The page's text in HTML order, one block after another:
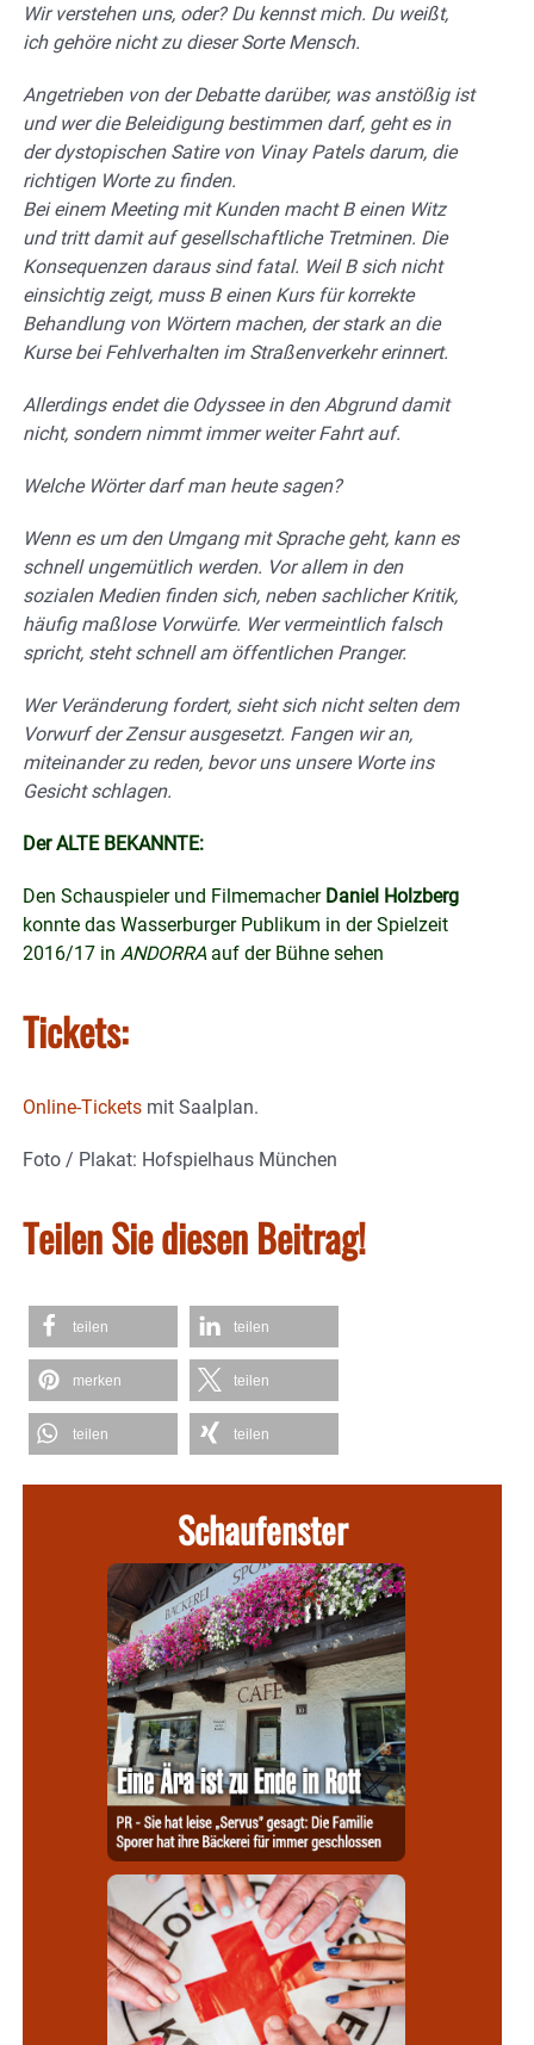
Wir verstehen uns, oder? Du kennst mich. Du weißt,
ich gehöre nicht zu dieser Sorte Mensch.
Angetrieben von der Debatte darüber, was anstößig ist
und wer die Beleidigung bestimmen darf, geht es in
der dystopischen Satire von Vinay Patels darum, die
richtigen Worte zu finden.
Bei einem Meeting mit Kunden macht B einen Witz
und tritt damit auf gesellschaftliche Tretminen. Die
Konsequenzen daraus sind fatal. Weil B sich nicht
einsichtig zeigt, muss B einen Kurs für korrekte
Behandlung von Wörtern machen, der stark an die
Kurse bei Fehlverhalten im Straßenverkehr erinnert.
Allerdings endet die Odyssee in den Abgrund damit
nicht, sondern nimmt immer weiter Fahrt auf.
Welche Wörter darf man heute sagen?
Wenn es um den Umgang mit Sprache geht, kann es
schnell ungemütlich werden. Vor allem in den
sozialen Medien finden sich, neben sachlicher Kritik,
häufig maßlose Vorwürfe. Wer vermeintlich falsch
spricht, steht schnell am öffentlichen Pranger.
Wer Veränderung fordert, sieht sich nicht selten dem
Vorwurf der Zensur ausgesetzt. Fangen wir an,
miteinander zu reden, bevor uns unsere Worte ins
Gesicht schlagen.
Der ALTE BEKANNTE:
Den Schauspieler und Filmemacher Daniel Holzberg
konnte das Wasserburger Publikum in der Spielzeit
2016/17 in ANDORRAauf der Bühne sehen
Tickets:
Online-Tickets mit Saalplan.
Foto / Plakat: Hofspielhaus München
Teilen Sie diesen Beitrag!
teilen teilen
merken teilen
teilen teilen
Schaufenster